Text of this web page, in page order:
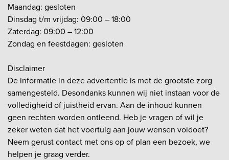
Maandag: gesloten
Dinsdag t/m vrijdag: 09:00 – 18:00
Zaterdag: 09:00 – 12:00
Zondag en feestdagen: gesloten
Disclaimer
De informatie in deze advertentie is met de grootste zorg
samengesteld. Desondanks kunnen wij niet instaan voor de
volledigheid of juistheid ervan. Aan de inhoud kunnen
geen rechten worden ontleend. Heb je vragen of wil je
zeker weten dat het voertuig aan jouw wensen voldoet?
Neem gerust contact met ons op of plan een bezoek, we
helpen je graag verder.